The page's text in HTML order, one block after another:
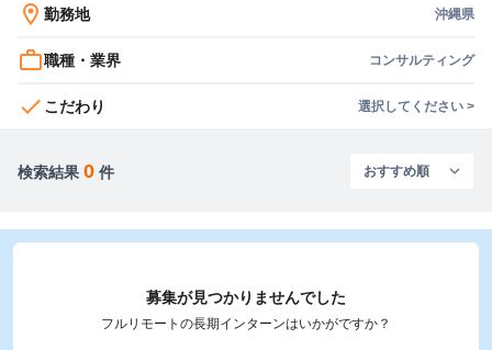
location_on 勤務地 沖縄県
work_outline職種・業界 コンサルティング
check こだわり 選択してください >
検索結果 0 件
募集が見つかりませんでした
フルリモートの長期インターンはいかがですか？